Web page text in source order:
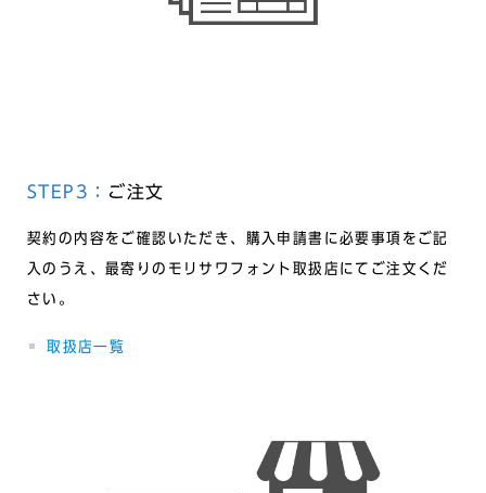
STEP3： ご注文
契約の内容をご確認いただき、購入申請書に必要事項をご記
入のうえ、最寄りのモリサワフォント取扱店にてご注文くだ
さい。
取扱店一覧